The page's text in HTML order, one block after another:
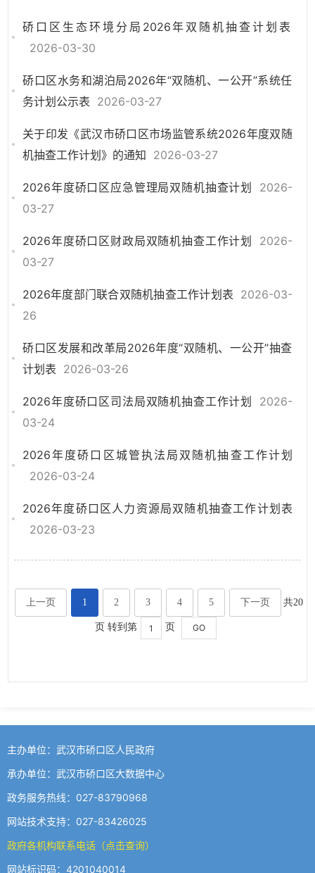
硚口区生态环境分局2026年双随机抽查计划表
2026-03-30
硚口区水务和湖泊局2026年“双随机、一公开”系统任
务计划公示表 2026-03-27
关于印发《武汉市硚口区市场监管系统2026年度双随
机抽查工作计划》的通知 2026-03-27
2026年度硚口区应急管理局双随机抽查计划
2026-
03-27
2026年度硚口区财政局双随机抽查工作计划
2026-
03-27
2026年度部门联合双随机抽查工作计划表 2026-03-
26
硚口区发展和改革局2026年度“双随机、一公开”抽查
计划表 2026-03-26
2026年度硚口区司法局双随机抽查工作计划
2026-
03-24
2026年度硚口区城管执法局双随机抽查工作计划
2026-03-24
2026年度硚口区人力资源局双随机抽查工作计划表
2026-03-23
上一页 1 2 3 4 5 下一页 共20
页 转到第 页
主办单位：武汉市硚口区人民政府
承办单位：武汉市硚口区大数据中心
政务服务热线：027-83790968
网站技术支持：027-83426025
政府各机构联系电话（点击查询）
网站标识码：4201040014